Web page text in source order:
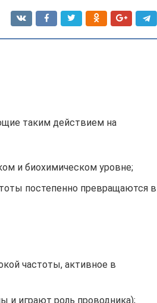
таким действием на
и биохимическом уровне;
постепенно превращаются в
частоты, активное в
и играют роль проводника);